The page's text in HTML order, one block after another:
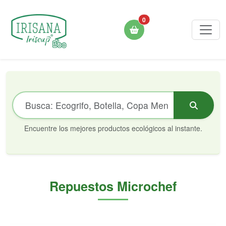
0
Encuentre los mejores productos ecológicos al instante.
Repuestos Microchef